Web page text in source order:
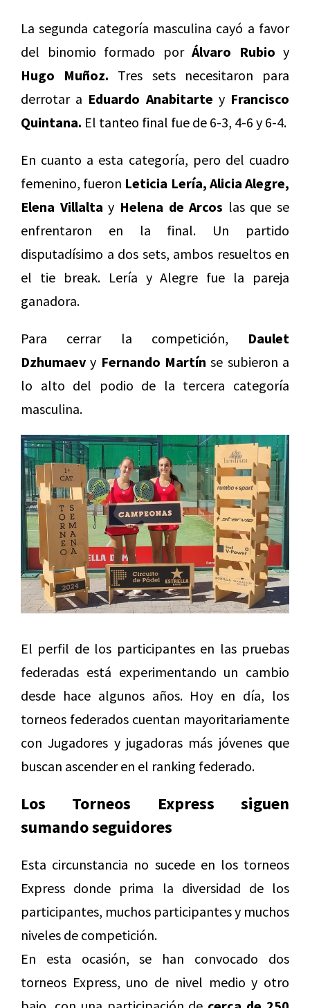
La segunda categoría masculina cayó a favor
del binomio formado por Álvaro Rubio y
Hugo Muñoz. Tres sets necesitaron para
derrotar a Eduardo Anabitarte y Francisco
Quintana. El tanteo final fue de 6-3, 4-6 y 6-4.
En cuanto a esta categoría, pero del cuadro
femenino, fueron Leticia Lería, Alicia Alegre,
Elena Villalta y Helena de Arcos las que se
enfrentaron en la final. Un partido
disputadísimo a dos sets, ambos resueltos en
el tie break. Lería y Alegre fue la pareja
ganadora.
Para cerrar la competición, Daulet
Dzhumaev y Fernando Martín se subieron a
lo alto del podio de la tercera categoría
masculina.
El perfil de los participantes en las pruebas
federadas está experimentando un cambio
desde hace algunos años. Hoy en día, los
torneos federados cuentan mayoritariamente
con Jugadores y jugadoras más jóvenes que
buscan ascender en el ranking federado.
Los Torneos Express siguen
sumando seguidores
Esta circunstancia no sucede en los torneos
Express donde prima la diversidad de los
participantes, muchos participantes y muchos
niveles de competición.
En esta ocasión, se han convocado dos
torneos Express, uno de nivel medio y otro